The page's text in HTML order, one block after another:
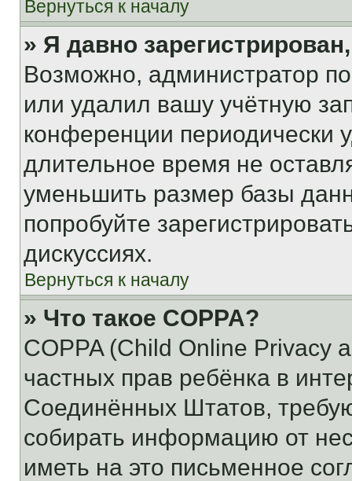
Вернуться к началу
» Я давно
Возможно, администратор
или удалил вашу учётную
конференции периодически
длительное время не
уменьшить размер базы
попробуйте
дискуссиях.
Вернуться к началу
» Что такое COPPA?
COPPA (Child Online Privacy
частных прав ребёнка в
Соединённых Штатов,
собирать информацию от
иметь на это письменное